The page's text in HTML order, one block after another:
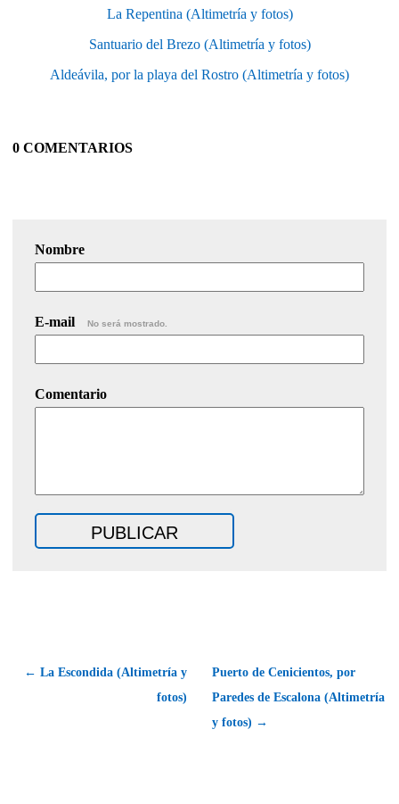
La Repentina (Altimetría y fotos)
Santuario del Brezo (Altimetría y fotos)
Aldeávila, por la playa del Rostro (Altimetría y fotos)
0 COMENTARIOS
Nombre
E-mail No será mostrado.
Comentario
← La Escondida (Altimetría y
fotos)
Puerto de Cenicientos, por
Paredes de Escalona (Altimetría
y fotos) →